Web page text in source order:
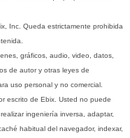
Inc. Queda estrictamente prohibida
gráficos, audio, video, datos,
de autor y otras leyes de
uso personal y no comercial.
escrito de Ebix. Usted no puede
ingeniería inversa, adaptar,
habitual del navegador, indexar,